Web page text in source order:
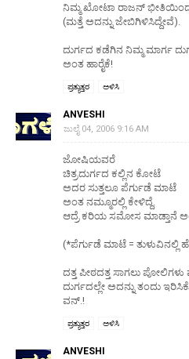
ನಿಮ್ಮ ಖೋಟಾ ರಾಜನ್ ಭೀತಿಯಿಂದ
(ಮತ್ತೆ ಅದನ್ನು ಜೇಬಿಗಿಳಿಸಿದ್ದೇವೆ).
ದುರ್ಗದ ಕಡೆಗಿನ ನಿಮ್ಮ ಮಾರ್ಗ
ಅಂತ ಹಾರೈಕೆ!
ಪ್ರತ್ಯುತ್ತರ ಅಳಿಸಿ
ANVESHI
ಜುಲೈ 04, 2006 9:16 AM
ಜೋಷಿಯವರೆ
ಚಿತ್ರದುರ್ಗದ ಕಲ್ಲಿನ ಕೋಟೆ
ಅದರ ಸುತ್ತಲೂ ಪೆರ್ಗುಡೆ ಮಾಟೆ
ಅಂತ ನಮ್ಮೂರಲ್ಲಿ ಕೇಳಿದ್ದೆ.
ಆದ್ರೆ ಕರಿಯ ಸಮೋಸ ಮಾಡ್ತಾನೆ
(*ಪೆರ್ಗುಡೆ ಮಾಟೆ = ತುಳುವಿನಲ್ಲಿ
ದತ್ತ ಪೀಠದತ್ತ ಸಾಗಲು ಪೋಲಿಗಳು
ದುರ್ಗದಲ್ಲೇ ಅದನ್ನು ತಂದು
ವನ್.!
ಪ್ರತ್ಯುತ್ತರ ಅಳಿಸಿ
ANVESHI